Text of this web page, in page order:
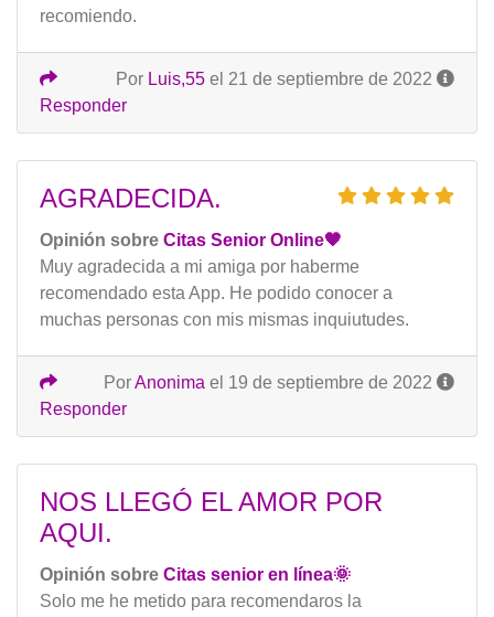
recomiendo.
Por Luis,55 el 21 de septiembre de 2022
Responder
AGRADECIDA.
Opinión sobre Citas Senior Online🧡
Muy agradecida a mi amiga por haberme
recomendado esta App. He podido conocer a
muchas personas con mis mismas inquiutudes.
PorAnonima el 19 de septiembre de 2022
Responder
NOS LLEGÓ EL AMOR POR
AQUI.
Opinión sobre Citas senior en línea🌞
Solo me he metido para recomendaros la